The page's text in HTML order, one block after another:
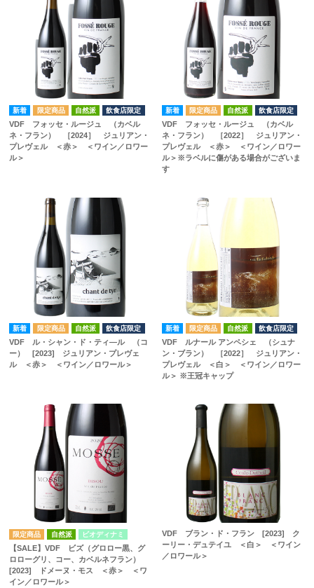
自然派 飲食店限定
VDF フォッセ・ルージュ （カベル
ネ・フラン） ［2024］ ジュリアン・
プレヴェル ＜赤＞ ＜ワイン／ロワー
ル＞
自然派 飲食店限定
VDF フォッセ・ルージュ （カベル
ネ・フラン） ［2022］ ジュリアン・
プレヴェル ＜赤＞ ＜ワイン／ロワー
ル＞※ラベルに傷がある場合がございま
す
自然派 飲食店限定
VDF ル・シャン・ド・ティ―ル （コ
ー） [2023] ジュリアン・プレヴェ
ル ＜赤＞ ＜ワイン／ロワール＞
自然派 飲食店限定
VDF ルナール アンペシェ （シュナ
ン・ブラン） ［2022］ ジュリアン・
プレヴェル ＜白＞ ＜ワイン／ロワー
ル＞ ※王冠キャップ
自然派 ビオディナミ
【SALE】VDF ビズ（グロロー黒、グ
ロローグリ、コー、カベルネフラン）
[2023] ドメーヌ・モス ＜赤＞ ＜ワ
イン／ロワール＞
VDF ブラン・ド・フラン [2023] ク
ーリー・デュテイユ ＜白＞ ＜ワイン
／ロワール＞